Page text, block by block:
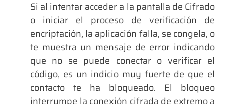
Si al intentar acceder a la pantalla de Cifrado
o iniciar el proceso de verificación de
encriptación, la aplicación falla, se congela, o
te muestra un mensaje de error indicando
que no se puede conectar o verificar el
código, es un indicio muy fuerte de que el
contacto te ha bloqueado. El bloqueo